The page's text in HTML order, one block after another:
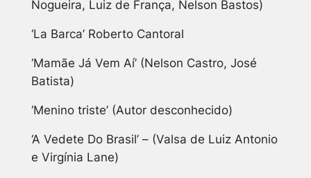
Nogueira, Luiz de França, Nelson Bastos)
‘La Barca’ Roberto Cantoral
‘Mamãe Já Vem Aí’ (Nelson Castro, José
Batista)
‘Menino triste’ (Autor desconhecido)
‘A Vedete Do Brasil’ – (Valsa de Luiz Antonio
e Virgínia Lane)